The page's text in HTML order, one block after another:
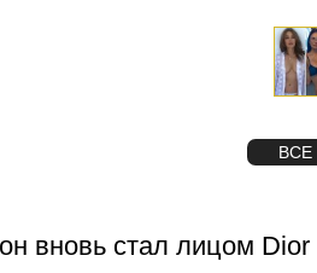
ВСЕ
вновь стал лицом